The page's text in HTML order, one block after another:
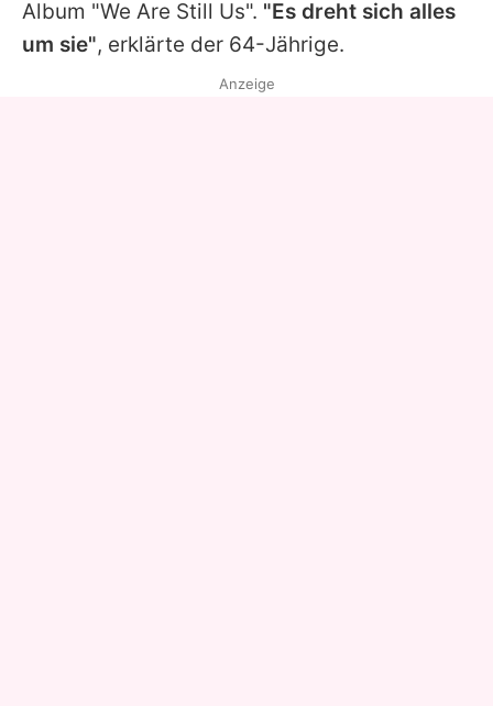
Album "We Are Still Us". "Es dreht sich alles
um sie", erklärte der 64-Jährige.
Anzeige